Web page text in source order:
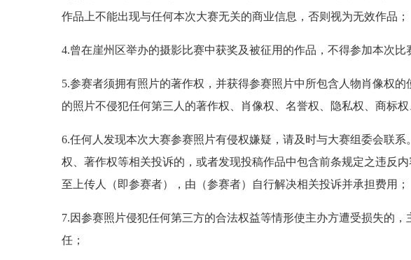
作品上不能出现与任何本次大赛无关的商业信息，否则视为无效作品；
4.曾在崖州区举办的摄影比赛中获奖及被征用的作品，不得参加本次比
5.参赛者须拥有照片的著作权，并获得参赛照片中所包含人物肖像权
的照片不侵犯任何第三人的著作权、肖像权、名誉权、隐私权、商标权
6.任何人发现本次大赛参赛照片有侵权嫌疑，请及时与大赛组委会联
权、著作权等相关投诉的，或者发现投稿作品中包含前条规定之违反
至上传人（即参赛者），由（参赛者）自行解决相关投诉并承担费用；
7.因参赛照片侵犯任何第三方的合法权益等情形使主办方遭受损失的
任；